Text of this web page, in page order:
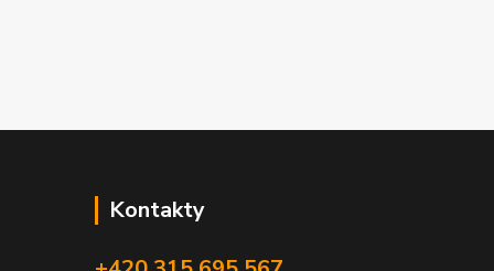
Kontakty